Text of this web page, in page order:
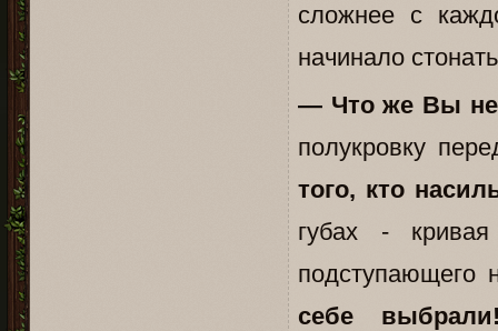
сложнее с
начинало
— Что же Вы не
полукровку
того, кто
губах -
подступающего
себе